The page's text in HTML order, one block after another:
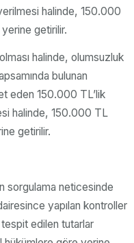
halinde, 150.000
getirilir.
halinde, olumsuzluk
bulunan
eden 150.000 TL’lik
halinde, 150.000 TL
getirilir.
sorgulama neticesinde
yapılan kontroller
tespit edilen tutarlar